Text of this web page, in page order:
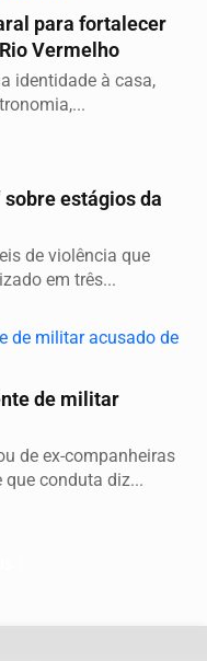
para fortalecer
Vermelho
identidade à casa,
estágios da
de violência que
em três...
de militar
de ex-companheiras
conduta diz...